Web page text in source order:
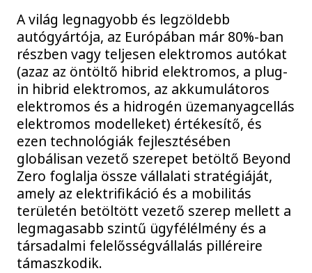
A világ legnagyobb és legzöldebb
autógyártója, az Európában már 80%-ban
részben vagy teljesen elektromos autókat
(azaz az öntöltő hibrid elektromos, a plug-
in hibrid elektromos, az akkumulátoros
elektromos és a hidrogén üzemanyagcellás
elektromos modelleket) értékesítő, és
ezen technológiák fejlesztésében
globálisan vezető szerepet betöltő Beyond
Zero foglalja össze vállalati stratégiáját,
amely az elektrifikáció és a mobilitás
területén betöltött vezető szerep mellett a
legmagasabb szintű ügyfélélmény és a
társadalmi felelősségvállalás pilléreire
támaszkodik.